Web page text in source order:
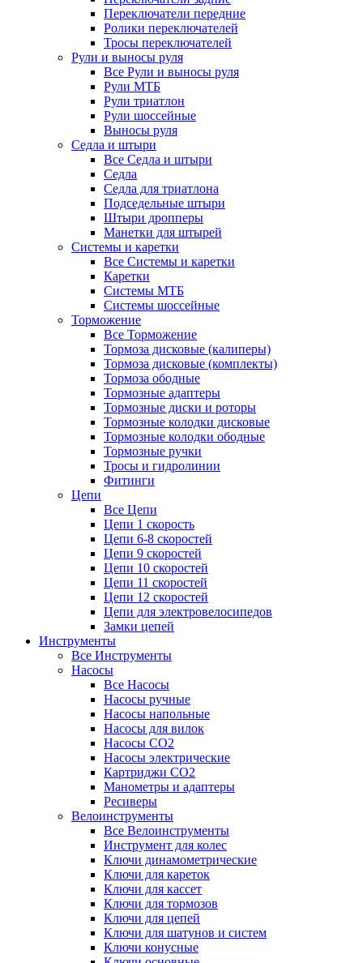
Переключатели передние
Ролики переключателей
Тросы переключателей
Рули и выносы руля
Все Рули и выносы руля
Рули МТБ
Рули триатлон
Рули шоссейные
Выносы руля
Седла и штыри
Все Седла и штыри
Седла
Седла для триатлона
Подседельные штыри
Штыри дропперы
Манетки для штырей
Системы и каретки
Все Системы и каретки
Каретки
Системы МТБ
Системы шоссейные
Торможение
Все Торможение
Тормоза дисковые (калиперы)
Тормоза дисковые (комплекты)
Тормоза ободные
Тормозные адаптеры
Тормозные диски и роторы
Тормозные колодки дисковые
Тормозные колодки ободные
Тормозные ручки
Тросы и гидролинии
Фитинги
Цепи
Все Цепи
Цепи 1 скорость
Цепи 6-8 скоростей
Цепи 9 скоростей
Цепи 10 скоростей
Цепи 11 скоростей
Цепи 12 скоростей
Цепи для электровелосипедов
Замки цепей
Инструменты
Все Инструменты
Насосы
Все Насосы
Насосы ручные
Насосы напольные
Насосы для вилок
Насосы CO2
Насосы электрические
Картриджи CO2
Манометры и адаптеры
Ресиверы
Велоинструменты
Все Велоинструменты
Инструмент для колес
Ключи динамометрические
Ключи для кареток
Ключи для кассет
Ключи для тормозов
Ключи для цепей
Ключи для шатунов и систем
Ключи конусные